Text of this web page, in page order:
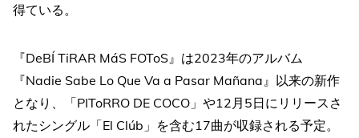
得ている。
『DeBÍ TiRAR MáS FOToS』は2023年のアルバム
『Nadie Sabe Lo Que Va a Pasar Mañana』以来の新作
となり、「PIToRRO DE COCO」や12月5日にリリースさ
れたシングル「El Clúb」を含む17曲が収録される予定。